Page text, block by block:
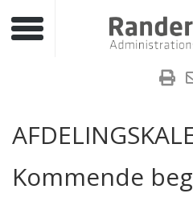
Toggle navigation
Kommende